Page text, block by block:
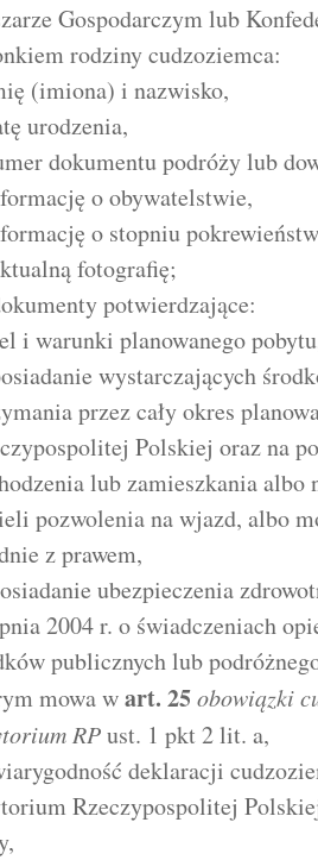
Gospodarczym lub
rodziny cudzoziemca:
(imiona) i nazwisko,
urodzenia,
dokumentu podróży lub
o obywatelstwie,
o stopniu
fotografię;
potwierdzające:
i warunki planowanego
wystarczających
przez cały okres
Polskiej oraz na
lub zamieszkania
pozwolenia na wjazd, albo
z prawem,
ubezpieczenia
2004 r. o świadczeniach
publicznych lub
mowa wart. 25obowiązki
RPust. 1 pkt 2 lit. a,
deklaracji
Rzeczypospolitej